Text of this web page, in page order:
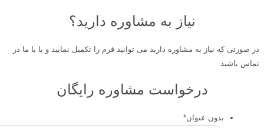
نیاز به مشاوره دارید؟
در صورتی که نیاز به مشاوره دارید می توانید فرم را تکمیل نمایید و یا با ما در
تماس باشید
درخواست مشاوره رایگان
بدون عنوان*